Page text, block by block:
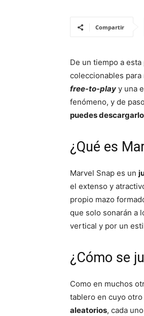
Compartir
De un tiempo a
coleccionables
free-to-play y una
fenómeno, y de
puedes descargarlo
¿Qué es
Marvel Snap es un
el extenso y
propio mazo
que solo sonarán a
vertical y por un
¿Cómo se
Como en muchos
tablero en cuyo
aleatorios, cada